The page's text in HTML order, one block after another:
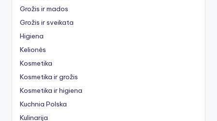
Grožis ir mados
Grožis ir sveikata
Higiena
Kelionės
Kosmetika
Kosmetika ir grožis
Kosmetika ir higiena
Kuchnia Polska
Kulinarija